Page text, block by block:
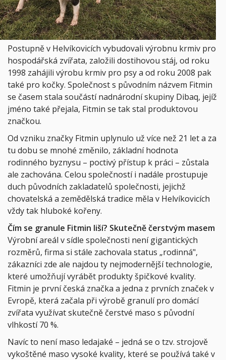
Postupně v Helvíkovicích vybudovali výrobnu krmiv pro
hospodářská zvířata, založili dostihovou stáj, od roku
1998 zahájili výrobu krmiv pro psy a od roku 2008 pak
také pro kočky. Společnost s původním názvem Fitmin
se časem stala součástí nadnárodní skupiny Dibaq, jejíž
jméno také přejala, Fitmin se tak stal produktovou
značkou.
Od vzniku značky Fitmin uplynulo už více než 21 let a za
tu dobu se mnohé změnilo, základní hodnota
rodinného byznysu – poctivý přístup k práci – zůstala
ale zachována. Celou společností i nadále prostupuje
duch původních zakladatelů společnosti, jejichž
chovatelská a zemědělská tradice měla v Helvíkovicích
vždy tak hluboké kořeny.
Čím se granule Fitmin liší? Skutečně čerstvým masem
Výrobní areál v sídle společnosti není gigantických
rozměrů, firma si stále zachovala status „rodinná",
zákazníci zde ale najdou ty nejmodernější technologie,
které umožňují vyrábět produkty špičkové kvality.
Fitmin je první česká značka a jedna z prvních značek v
Evropě, která začala při výrobě granulí pro domácí
zvířata využívat skutečně čerstvé maso s původní
vlhkostí 70 %.
Navíc to není maso ledajaké – jedná se o tzv. strojově
vykoštěné maso vysoké kvality, které se používá také v